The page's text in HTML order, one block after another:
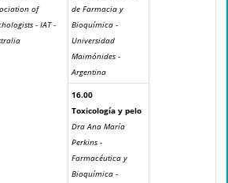
of
- IAT -
de Farmacia y
Bioquímica -
Universidad
Maimónides -
Argentina
16.00
Toxicología y pelo
Dra Ana María
Perkins -
Farmacéutica y
Bioquímica -